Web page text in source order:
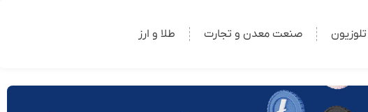
صنعت معدن و تجارت طلا و ارز